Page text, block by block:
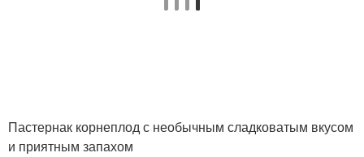
Пастернак корнеплод с необычным сладковатым вкусом
и приятным запахом